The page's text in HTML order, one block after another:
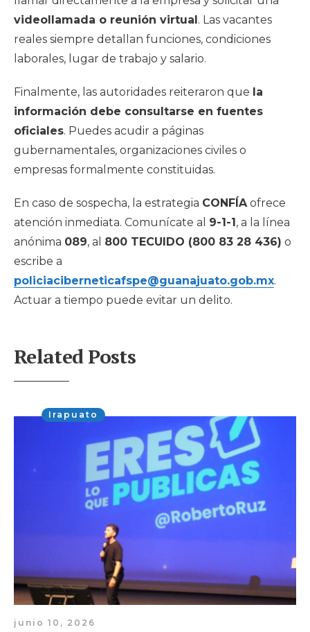
videollamada o reunión virtual. Las vacantes
reales siempre detallan funciones, condiciones
laborales, lugar de trabajo y salario.
Finalmente, las autoridades reiteraron que la
información debe consultarse en fuentes
oficiales. Puedes acudir a páginas
gubernamentales, organizaciones civiles o
empresas formalmente constituidas.
En caso de sospecha, la estrategia CONFÍA ofrece
atención inmediata. Comunícate al 9-1-1, a la línea
anónima 089, al 800 TECUIDO (800 83 28 436) o
escribe a
policiaciberneticafspe@guanajuato.gob.mx.
Actuar a tiempo puede evitar un delito.
Related Posts
Irapuato
junio 10, 2026